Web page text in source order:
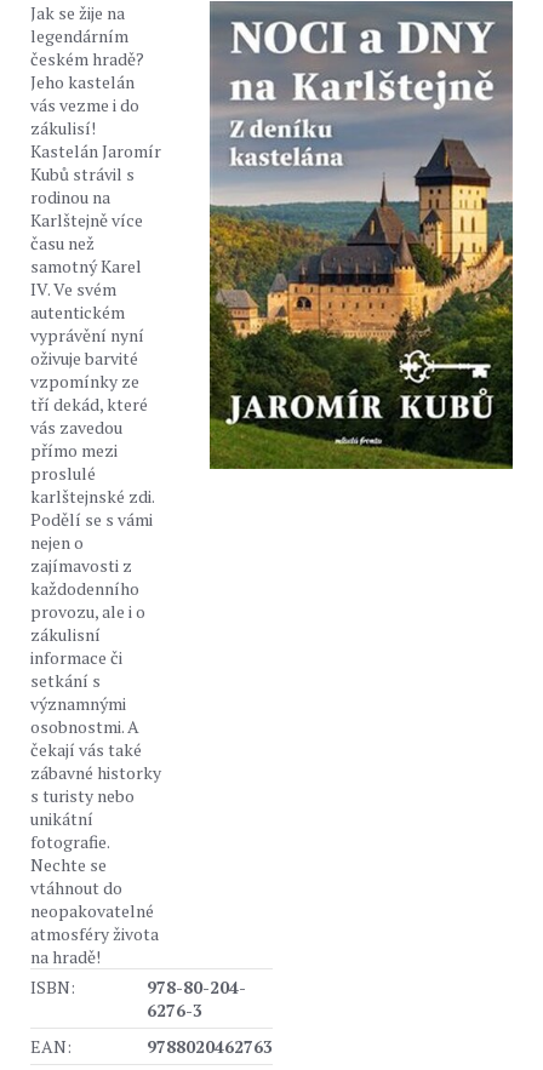
Jak se žije na
legendárním
českém hradě?
Jeho kastelán
vás vezme i do
zákulisí!
Kastelán Jaromír
Kubů strávil s
rodinou na
Karlštejně více
času než
samotný Karel
IV. Ve svém
autentickém
vyprávění nyní
oživuje barvité
vzpomínky ze
tří dekád, které
vás zavedou
přímo mezi
proslulé
karlštejnské zdi.
Podělí se s vámi
nejen o
zajímavosti z
každodenního
provozu, ale i o
zákulisní
informace či
setkání s
významnými
osobnostmi. A
čekají vás také
zábavné historky
s turisty nebo
unikátní
fotografie.
Nechte se
vtáhnout do
neopakovatelné
atmosféry života
na hradě!
ISBN:
978-80-204-
6276-3
EAN:
9788020462763